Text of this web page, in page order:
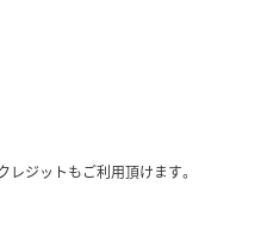
ジットもご利用頂けます。